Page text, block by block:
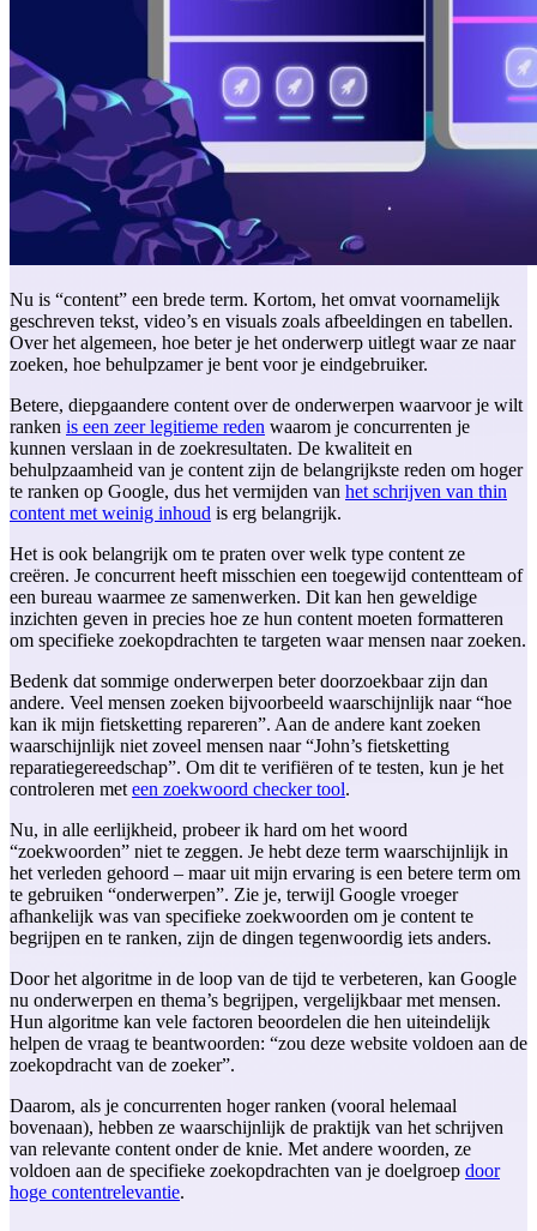
Nu is “content” een brede term. Kortom, het omvat voornamelijk
geschreven tekst, video’s en visuals zoals afbeeldingen en tabellen.
Over het algemeen, hoe beter je het onderwerp uitlegt waar ze naar
zoeken, hoe behulpzamer je bent voor je eindgebruiker.
Betere, diepgaandere content over de onderwerpen waarvoor je wilt
ranken is een zeer legitieme reden waarom je concurrenten je
kunnen verslaan in de zoekresultaten. De kwaliteit en
behulpzaamheid van je content zijn de belangrijkste reden om hoger
te ranken op Google, dus het vermijden van het schrijven van thin
content met weinig inhoud is erg belangrijk.
Het is ook belangrijk om te praten over welk type content ze
creëren. Je concurrent heeft misschien een toegewijd contentteam of
een bureau waarmee ze samenwerken. Dit kan hen geweldige
inzichten geven in precies hoe ze hun content moeten formatteren
om specifieke zoekopdrachten te targeten waar mensen naar zoeken.
Bedenk dat sommige onderwerpen beter doorzoekbaar zijn dan
andere. Veel mensen zoeken bijvoorbeeld waarschijnlijk naar “hoe
kan ik mijn fietsketting repareren”. Aan de andere kant zoeken
waarschijnlijk niet zoveel mensen naar “John’s fietsketting
reparatiegereedschap”. Om dit te verifiëren of te testen, kun je het
controleren met een zoekwoord checker tool.
Nu, in alle eerlijkheid, probeer ik hard om het woord
“zoekwoorden” niet te zeggen. Je hebt deze term waarschijnlijk in
het verleden gehoord – maar uit mijn ervaring is een betere term om
te gebruiken “onderwerpen”. Zie je, terwijl Google vroeger
afhankelijk was van specifieke zoekwoorden om je content te
begrijpen en te ranken, zijn de dingen tegenwoordig iets anders.
Door het algoritme in de loop van de tijd te verbeteren, kan Google
nu onderwerpen en thema’s begrijpen, vergelijkbaar met mensen.
Hun algoritme kan vele factoren beoordelen die hen uiteindelijk
helpen de vraag te beantwoorden: “zou deze website voldoen aan de
zoekopdracht van de zoeker”.
Daarom, als je concurrenten hoger ranken (vooral helemaal
bovenaan), hebben ze waarschijnlijk de praktijk van het schrijven
van relevante content onder de knie. Met andere woorden, ze
voldoen aan de specifieke zoekopdrachten van je doelgroep door
hoge contentrelevantie.